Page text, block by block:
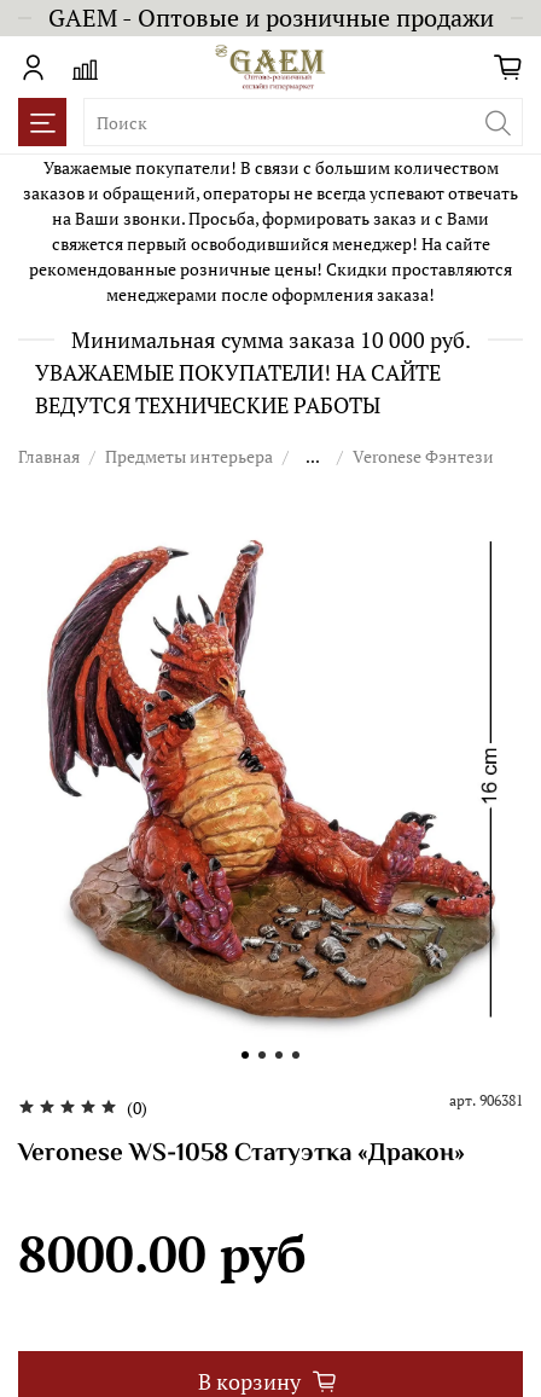
GAEM - Оптовые и розничные продажи
Уважаемые покупатели! В связи с большим количеством
заказов и обращений, операторы не всегда успевают отвечать
на Ваши звонки. Просьба, формировать заказ и с Вами
свяжется первый освободившийся менеджер! На сайте
рекомендованные розничные цены! Скидки проставляются
менеджерами после оформления заказа!
Минимальная сумма заказа 10 000 руб.
УВАЖАЕМЫЕ ПОКУПАТЕЛИ! НА САЙТЕ
ВЕДУТСЯ ТЕХНИЧЕСКИЕ РАБОТЫ
Главная Предметы интерьера ... Veronese Фэнтези
(0) арт. 906381
Veronese WS-1058 Статуэтка «Дракон»
8000.00 руб
В корзину